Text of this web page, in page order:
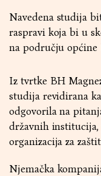
Navedena studija
raspravi koja bi u
na području općine
Iz tvrtke BH
studija revidirana
odgovorila na
državnih institucija,
organizacija za
Njemačka